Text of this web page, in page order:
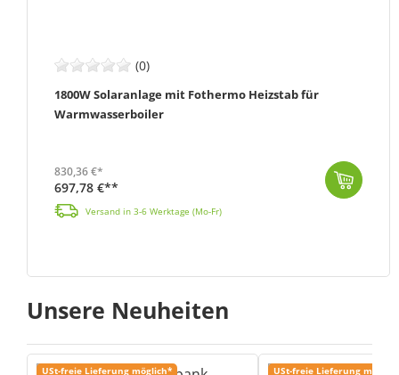
(0)
1800W Solaranlage mit Fothermo Heizstab für
Warmwasserboiler
830,36 €*
697,78 €**
Versand in 3-6 Werktage (Mo-Fr)
Unsere Neuheiten
USt-freie Lieferung möglich* USt-freie Lieferung